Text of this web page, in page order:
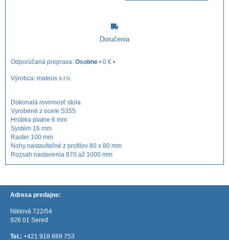
Doručenia
Osobne • 0 € •
Výrobca: mateos s.r.o.
Dokonalá rovinnosť stola
Vyrobené z ocele S355
Hrúbka platne 6 mm
Systém 16 mm
Raster 100 mm
Nohy nastaviteľné z profilov 80 x 80 mm
Rozsah nastavenia 870 až 1000 mm
Adresa predajne:
Niklová 722/54
926 01 Sereď
Tel.: +421 918 689 753